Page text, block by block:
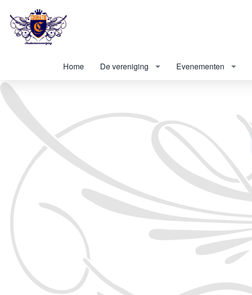
Home De vereniging Evenementen